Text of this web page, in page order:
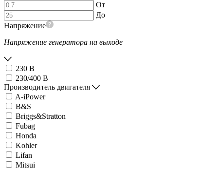
От
До
Напряжение
Напряжение генератора на выходе
230 В
230/400 В
Производитель двигателя
A-iPower
B&S
Briggs&Stratton
Fubag
Honda
Kohler
Lifan
Mitsui